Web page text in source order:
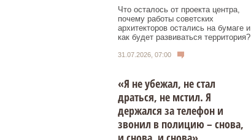
Что осталось от проекта центра,
почему работы советских
архитекторов остались на бумаге и
как будет развиваться территория?
31.07.2026, 07:00
«Я не убежал, не стал
драться, не мстил. Я
держался за телефон и
звонил в полицию – снова,